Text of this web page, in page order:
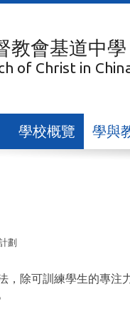
教會基道中學
of Christ in
學校概覽 學與
劃
，除可訓練學生的專